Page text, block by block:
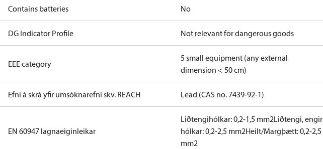
Contains batteries No
DG Indicator Profile Not relevant for dangerous goods
EEE category
5 small equipment (any external
dimension < 50 cm)
Efni á skrá yfir umsóknarefni skv. REACH Lead (CAS no. 7439-92-1)
EN 60947 lagnaeiginleikar
Liðtengihólkar: 0,2-1,5 mm2Liðtengi, engir
hólkar: 0,2-2,5 mm2Heilt/Margþætt: 0,2-2,5
mm2